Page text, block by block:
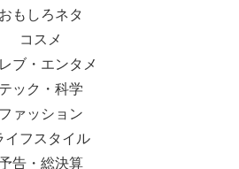
おもしろネタ
コスメ
ブ・エンタメ
テック・科学
ファッション
イフスタイル
告・総決算